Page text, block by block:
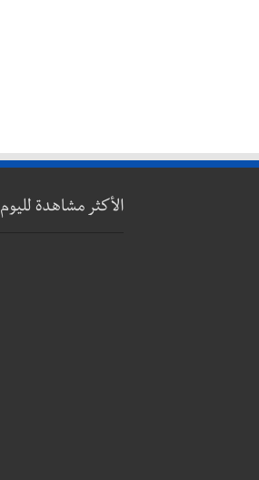
الأكثر مشاهدة لليوم